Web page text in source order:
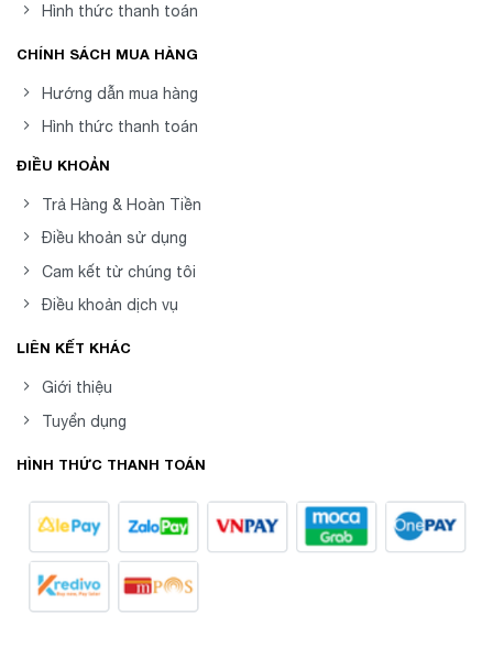
Hình thức thanh toán
CHÍNH SÁCH MUA HÀNG
Hướng dẫn mua hàng
Hình thức thanh toán
ĐIỀU KHOẢN
Trả Hàng & Hoàn Tiền
Điều khoản sử dụng
Cam kết từ chúng tôi
Điều khoản dịch vụ
LIÊN KẾT KHÁC
Giới thiệu
Tuyển dụng
HÌNH THỨC THANH TOÁN